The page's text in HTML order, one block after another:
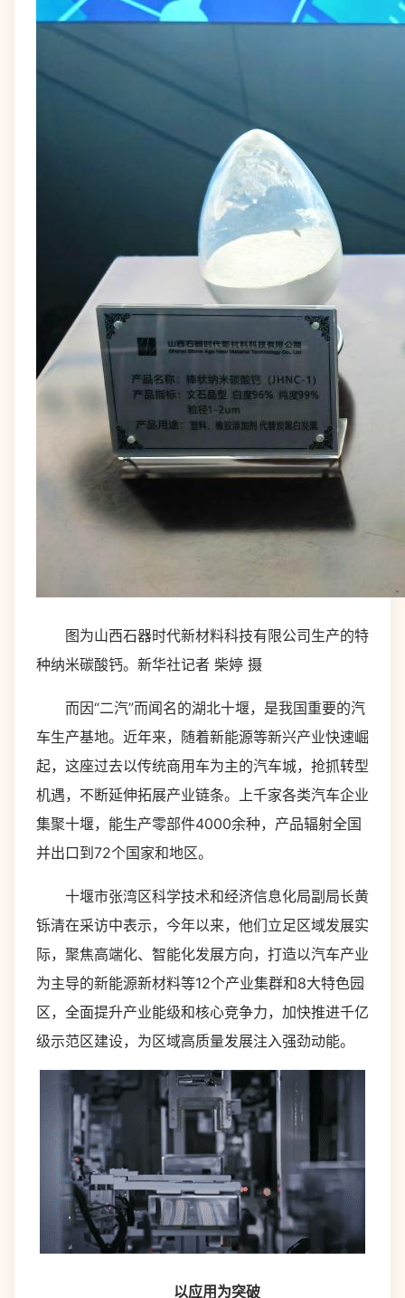
图为山西石器时代新材料科技有限公司生产的特
种纳米碳酸钙。新华社记者 柴婷 摄
而因“二汽”而闻名的湖北十堰，是我国重要的汽
车生产基地。近年来，随着新能源等新兴产业快速崛
起，这座过去以传统商用车为主的汽车城，抢抓转型
机遇，不断延伸拓展产业链条。上千家各类汽车企业
集聚十堰，能生产零部件4000余种，产品辐射全国
并出口到72个国家和地区。
十堰市张湾区科学技术和经济信息化局副局长黄
铄清在采访中表示，今年以来，他们立足区域发展实
际，聚焦高端化、智能化发展方向，打造以汽车产业
为主导的新能源新材料等12个产业集群和8大特色园
区，全面提升产业能级和核心竞争力，加快推进千亿
级示范区建设，为区域高质量发展注入强劲动能。
以应用为突破